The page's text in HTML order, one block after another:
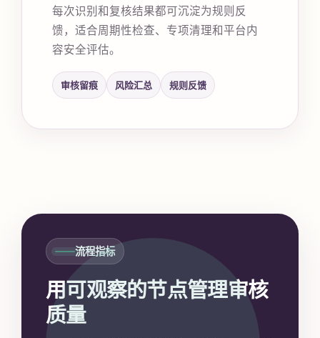
每次识别和复核结果都可沉淀为规则反
馈，适合周期性检查、专项清理和平台内
容安全评估。
审核留痕 风险汇总 规则反馈
流程指标
用可观察的节点管理审核
质量